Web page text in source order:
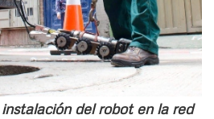
del robot en la red